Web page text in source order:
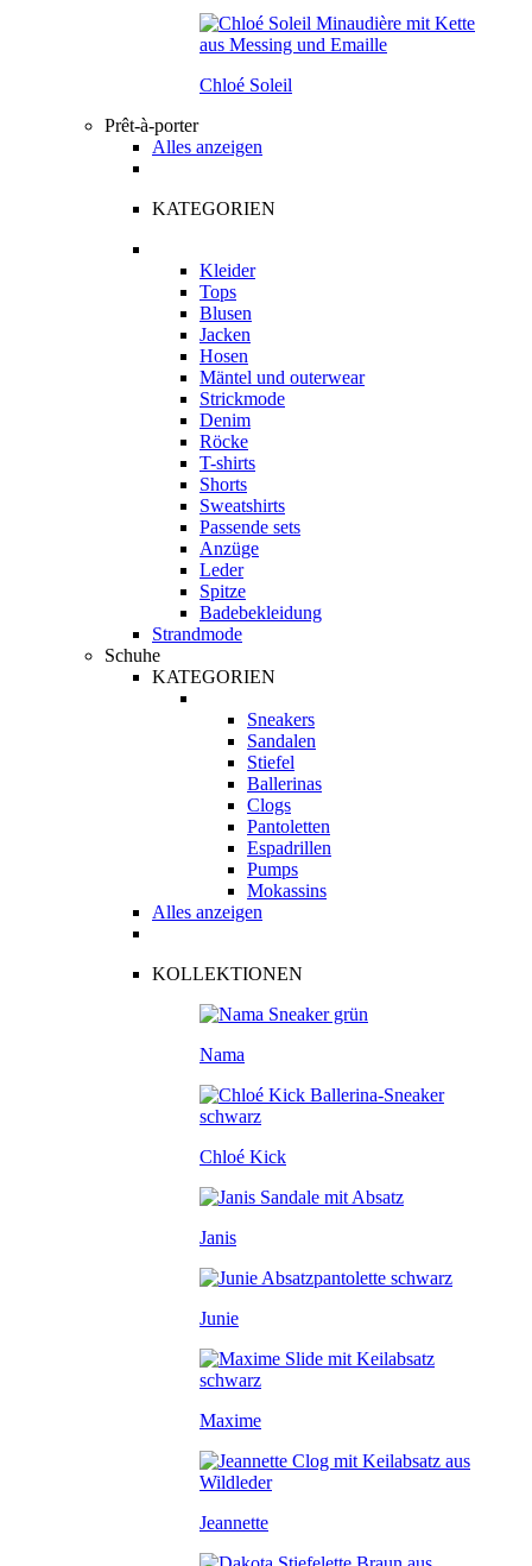
Chloé Soleil
Prêt-à-porter
Alles anzeigen
KATEGORIEN
Kleider
Tops
Blusen
Jacken
Hosen
Mäntel und outerwear
Strickmode
Denim
Röcke
T-shirts
Shorts
Sweatshirts
Passende sets
Anzüge
Leder
Spitze
Badebekleidung
Strandmode
Schuhe
KATEGORIEN
Sneakers
Sandalen
Stiefel
Ballerinas
Clogs
Pantoletten
Espadrillen
Pumps
Mokassins
Alles anzeigen
KOLLEKTIONEN
Nama
Chloé Kick
Janis
Junie
Maxime
Jeannette